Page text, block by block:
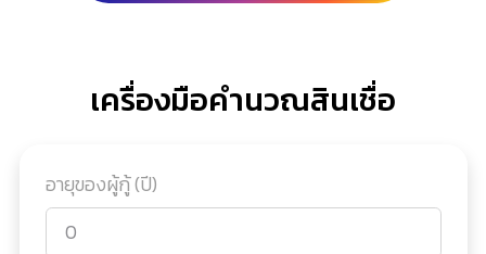
เครื่องมือคำนวณสินเชื่อ
อายุของผู้กู้ (ปี)